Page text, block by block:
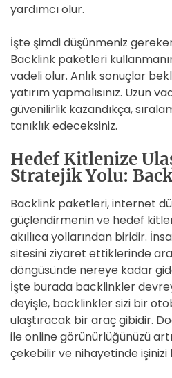
yardımcı olur.
İşte şimdi düşünmeniz
Backlink paketleri
vadeli olur. Anlık sonuçlar
yatırım yapmalısınız. Uzun
güvenilirlik kazandıkça,
tanıklık edeceksiniz.
Hedef Kitlenize
Stratejik Yolu:
Backlink paketleri, internet
güçlendirmenin ve hedef
akıllıca yollarından biridir.
sitesini ziyaret ettiklerinde
döngüsünde nereye kadar
İşte burada backlinkler
deyişle, backlinkler sizi bir
ulaştıracak bir araç gibidir.
ile online görünürlüğünüzü
çekebilir ve nihayetinde işinizi